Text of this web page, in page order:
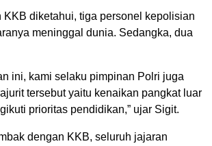
diketahui, tiga personel kepolisian
meninggal dunia. Sedangka, dua
ini, kami selaku pimpinan Polri juga
tersebut yaitu kenaikan pangkat luar
prioritas pendidikan,” ujar Sigit.
dengan KKB, seluruh jajaran